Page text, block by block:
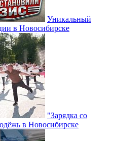
Уникальный
в Новосибирске
"Зарядка со
в Новосибирске